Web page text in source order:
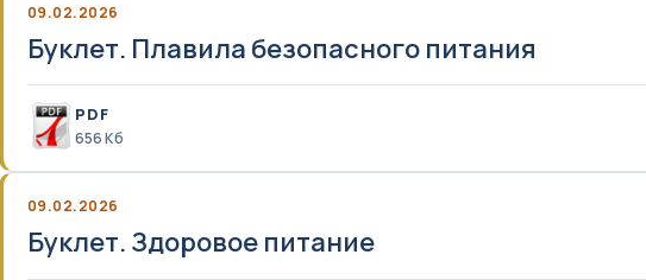
09.02.2026
Буклет. Плавила безопасного питания
PDF
656 Кб
09.02.2026
Буклет. Здоровое питание